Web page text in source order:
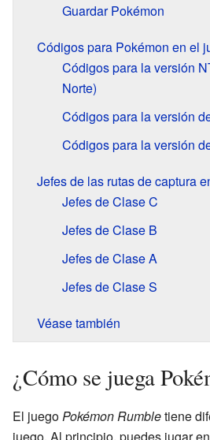
Guardar Pokémon
Códigos para Pokémon en el
Códigos para la versión
Norte)
Códigos para la versión
Códigos para la versión
Jefes de las rutas de captura
Jefes de Clase C
Jefes de Clase B
Jefes de Clase A
Jefes de Clase S
Véase también
¿Cómo se juega
El juegoPokémon Rumbletiene
juego. Al principio, puedes jugar